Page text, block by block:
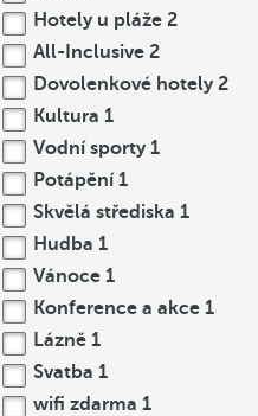
Hotely u pláže 2
All-Inclusive 2
Dovolenkové hotely 2
Kultura 1
Vodní sporty 1
Potápění1
Skvělá střediska 1
Hudba 1
Vánoce 1
Konference a akce 1
Lázně 1
Svatba 1
wifi zdarma 1